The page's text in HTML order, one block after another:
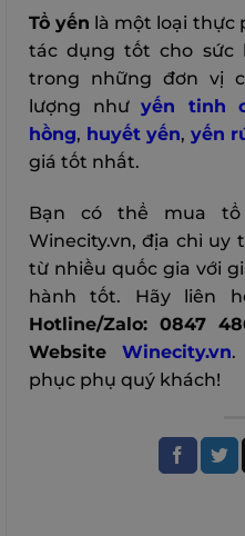
Tổ yến là một loại thực
tác dụng tốt cho sức
trong những đơn vị
lượng như yến tinh
hồng, huyết yến, yến
giá tốt nhất.
Bạn có thể mua
Winecity.vn, địa chỉ uy
từ nhiều quốc gia với
hành tốt. Hãy liên
Hotline/Zalo: 0847
Website Winecity.vn.
phục phụ quý khách!